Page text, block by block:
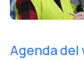
Agenda del